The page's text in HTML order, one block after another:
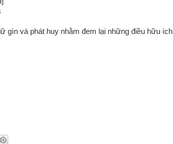
gìn và phát huy nhằm đem lại những điều hữu ích